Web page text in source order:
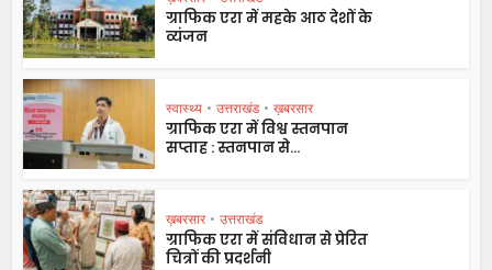
ग्राफिक एरा में महके आठ देशों के
व्यंजन
स्वास्थ्य • उत्तराखंड • ख़बरसार
ग्राफिक एरा में विश्व स्तनपान
सप्ताह : स्तनपान से...
ख़बरसार • उत्तराखंड
ग्राफिक एरा में संविधान से प्रेरित
चित्रों की प्रदर्शनी